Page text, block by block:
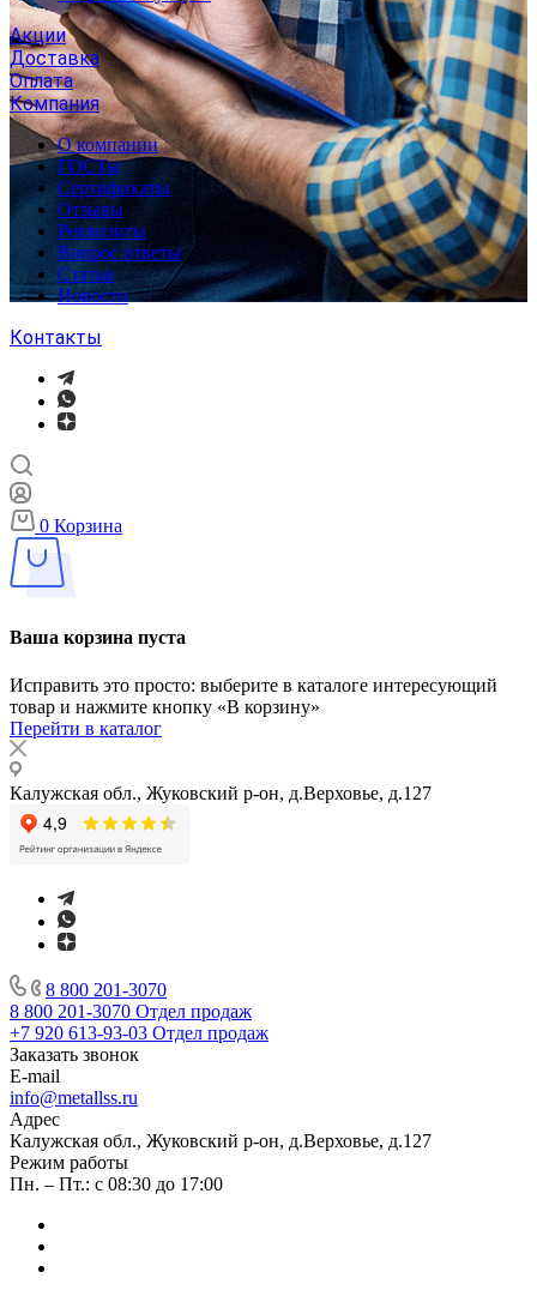
Акции
Доставка
Оплата
Компания
О компании
ГОСТы
Сертификаты
Отзывы
Реквизиты
Вопрос ответы
Статьи
Новости
Контакты
0 Корзина
Ваша корзина пуста
Исправить это просто: выберите в каталоге интересующий
товар и нажмите кнопку «В корзину»
Перейти в каталог
Калужская обл., Жуковский р-он, д.Верховье, д.127
8 800 201-3070
8 800 201-3070 Отдел продаж
+7 920 613-93-03 Отдел продаж
Заказать звонок
E-mail
info@metallss.ru
Адрес
Калужская обл., Жуковский р-он, д.Верховье, д.127
Режим работы
Пн. – Пт.: с 08:30 до 17:00